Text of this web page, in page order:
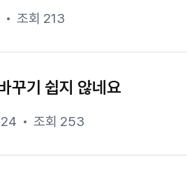
조회 213
꾸기 쉽지 않네요
조회 253